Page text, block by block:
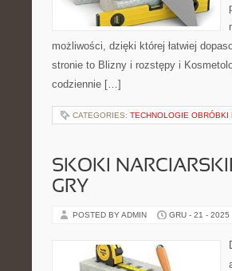
możliwości, dzięki której łatwiej
stronie to Blizny i rozstępy i
codziennie […]
CATEGORIES: TECHNOLOGIE OBRÓBKI
SKOKI
GRY
POSTED BY ADMIN GRU - 21 - 2025